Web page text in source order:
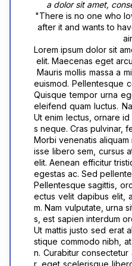
a dolor sit amet,
"There is no one who
after it and wants to
Lorem ipsum dolor sit
elit. Maecenas eget
Mauris mollis massa a
euismod. Pellentesque
agna vitae viverra.
end. Nulla commodo
que urna aliquet vel.
um tempus interdum
natis in. Suspendisse
at. Donec pharetra
imus tortor volutpat. In
st. Quisque tincidunt
t. Cras augue turpis,
convallis finibus tellus.
m aliquam. Morbi eget
culis eget et felis.
risus pellentesque
neque aliquet, id blandit
Quisque tempor urna
eleifend quam luctus.
Ut enim lectus, ornare
s neque. Cras pulvinar,
neque lacus luctus
nisl. Etiam fringilla sem
nare quis. Etiam arcu
, facilisis eget augue.
t sodales. Nam tempor,
mauris ornare diam, ut
ed tellus arcu, egestas
pellentesque ipsum.
m laoreet, leo est
elis a felis. In consequat
mus.
Morbi venenatis aliquam
isse libero sem, cursus
elit. Aenean efficitur
egestas ac. Sed
aximus. Aenean
n feugiat. Duis
sque. Mauris
Pellentesque sagittis,
ectus velit dapibus elit,
m. Nam vulputate, urna
s, est sapien interdum
gna sit amet dui.
ante ipsum primis in
nsectetur mi in lobortis.
o tellus, et luctus arcu.
Ut mattis justo sed erat
stique commodo nibh,
n. Curabitur consectetur
r, eget scelerisque